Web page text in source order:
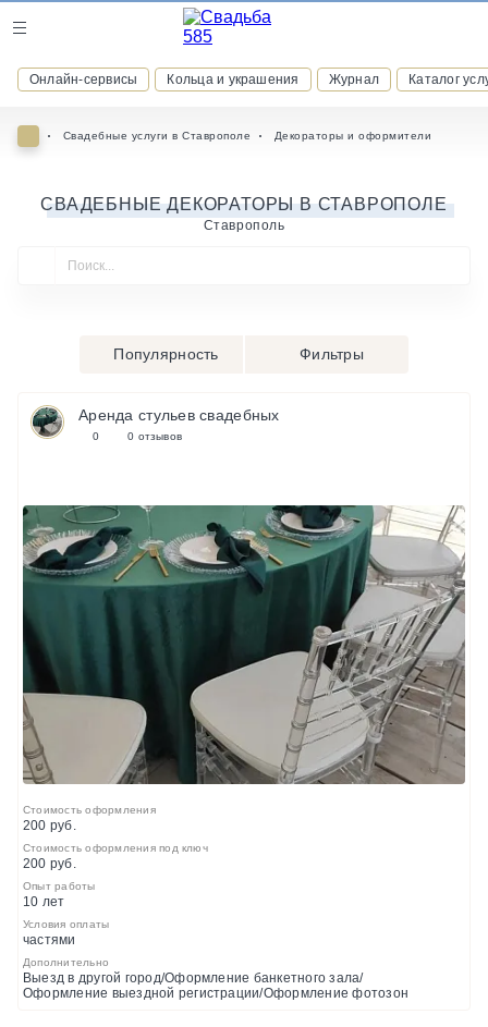
Онлайн-сервисы Кольца и украшения Журнал Каталог
ВСТУПАЙТЕ В КЛУБ ПРИВИЛЕГИЙ
Свадебные услуги в Ставрополе Декораторы и оформители
СВАДЕБНЫЕ ДЕКОРАТОРЫ В СТАВРОПОЛЕ
Ставрополь
Популярность Фильтры
Аренда стульев свадебных
0 0 отзывов
Стоимость оформления
200 руб.
Стоимость оформления под ключ
200 руб.
Опыт работы
10 лет
Условия оплаты
частями
Дополнительно
Выезд в другой город/Оформление банкетного зала/
Оформление выездной регистрации/Оформление фотозон